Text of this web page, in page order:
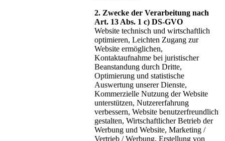
2. Zwecke der Verarbeitung nach
Art. 13 Abs. 1 c) DS-GVO
Website technisch und wirtschaftlich
optimieren, Leichten Zugang zur
Website ermöglichen,
Kontaktaufnahme bei juristischer
Beanstandung durch Dritte,
Optimierung und statistische
Auswertung unserer Dienste,
Kommerzielle Nutzung der Website
unterstützen, Nutzererfahrung
verbessern, Website benutzerfreundlich
gestalten, Wirtschaftlicher Betrieb der
Werbung und Website, Marketing /
Vertrieb / Werbung, Erstellung von